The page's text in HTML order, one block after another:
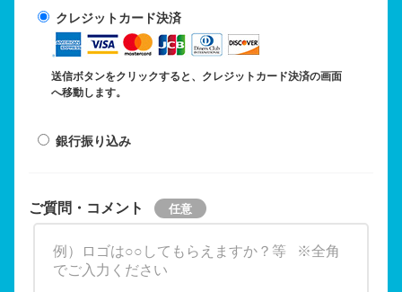
クレジットカード決済
送信ボタンをクリックすると、クレジットカード決済の画面
へ移動します。
銀行振り込み
ご質問・コメント